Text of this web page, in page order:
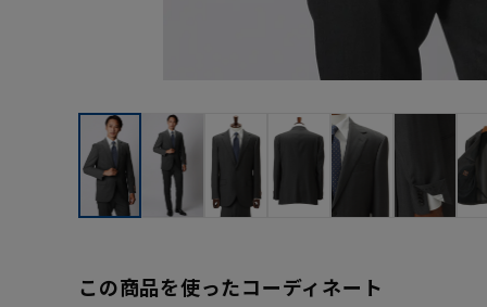
この商品を使ったコーディネート